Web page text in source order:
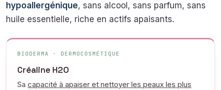
hypoallergénique, sans alcool, sans parfum, sans
huile essentielle, riche en actifs apaisants.
BIODERMA · DERMOCOSMÉTIQUE
Créaline H2O
Sa capacité à apaiser et nettoyer les peaux les plus